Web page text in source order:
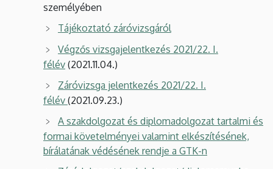
személyében
Tájékoztató záróvizsgáról
Végzős vizsgajelentkezés 2021/22. I.
félév (2021.11.04.)
Záróvizsga jelentkezés 2021/22. I.
félév (2021.09.23.)
A szakdolgozat és diplomadolgozat tartalmi és
formai követelményei valamint elkészítésének,
bírálatának védésének rendje a GTK-n